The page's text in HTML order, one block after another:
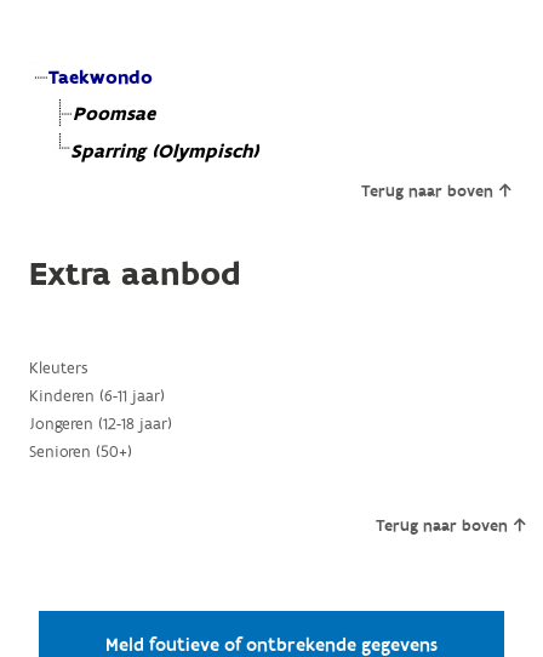
Taekwondo
Poomsae
Sparring (Olympisch)
Terug naar boven
Extra aanbod
Kleuters
Kinderen (6-11 jaar)
Jongeren (12-18 jaar)
Senioren (50+)
Terug naar boven
Meld foutieve of ontbrekende gegevens